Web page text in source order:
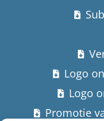
Logo
Logo
Promotie